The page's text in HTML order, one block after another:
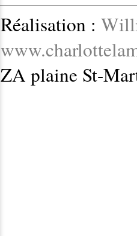
Réalisation :
ZA plaine St-